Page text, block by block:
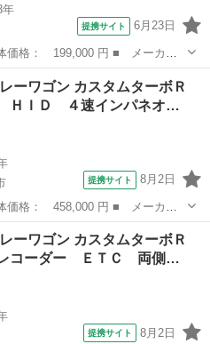
年
提携サイト 6月23日
ーワゴン ■ グレード名： カ
ザー買取車 ナビ 片側電動パワ
ーワゴン カスタムターボＲ
ＩＤ ４速インパネオ…
提携サイト 8月2日
ーワゴン ■ グレード名： カ
Ｄ ４速インパネオートマ ■ 排
ゴン
ーワゴン カスタムターボＲ
コーダー ＥＴＣ 両側…
提携サイト 8月2日